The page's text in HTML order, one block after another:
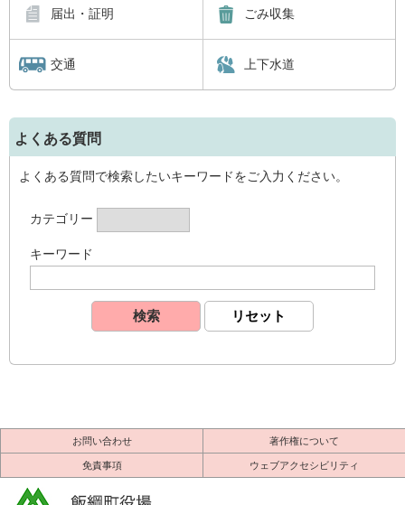
届出・証明 ごみ収集
交通 上下水道
よくある質問
よくある質問で検索したいキーワードをご入力ください。
カテゴリー
キーワード
お問い合わせ 著作権について
免責事項 ウェブアクセシビリティ